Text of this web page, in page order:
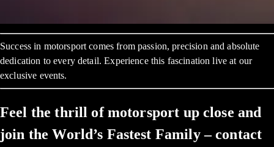
Success in motorsport comes from passion, precision and absolute
dedication to every detail. Experience this fascination live at our
exclusive events.
Feel the thrill of motorsport up close and
join the World’s Fastest Family – contact